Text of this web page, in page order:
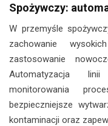
Spożywczy:
W przemyśle
zachowanie
zastosowanie
Automatyzacja
monitorowania
bezpieczniejsze
kontaminacji oraz